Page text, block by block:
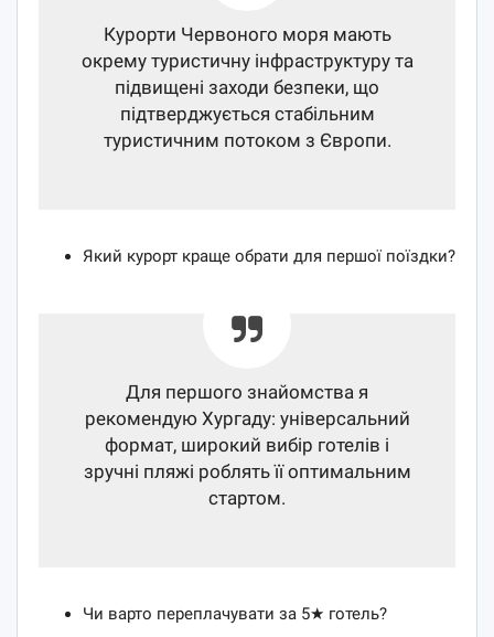
Курорти Червоного моря мають
окрему туристичну інфраструктуру та
підвищені заходи безпеки, що
підтверджується стабільним
туристичним потоком з Європи.
Який курорт краще обрати для першої поїздки?
Для першого знайомства я
рекомендую Хургаду: універсальний
формат, широкий вибір готелів і
зручні пляжі роблять її оптимальним
стартом.
Чи варто переплачувати за 5★ готель?